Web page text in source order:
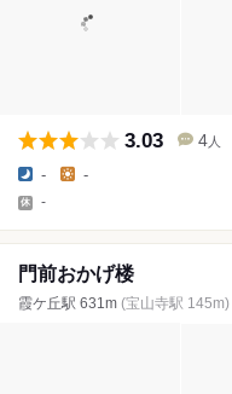
3.03 4 人
- -
-
門前おかげ楼
霞ケ丘駅 631m (宝山寺駅 145m)